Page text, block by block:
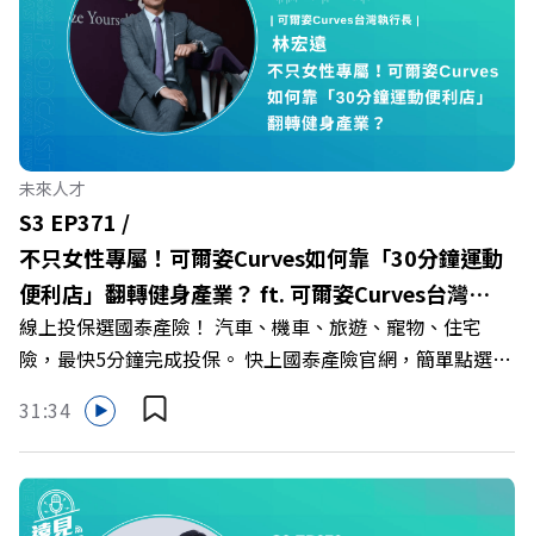
你解析樹德科大如何打造出兼顧學校永續發展與地方創生的
技職教育新典範！ 🔺如何從「傳統私校」轉型為「產學無
縫接軌者」？ 🔺AI如何深度賦能設計與人文學科學群？ 🔺
首創「菲律賓半導體專班」！驚豔科技界的國際精準育才
🔺一舉拿下4大USR專案！深耕地方的溫暖社會責任平台 主
持人／遠見雜誌副社長兼遠見智庫總編輯 李建興 與談人／
樹德科技大學校長 王昭雄 +++++ 🎂歡慶遠見40歲生日！手
速搶下破天荒的獨家優惠
>>>https://gvmkt.pse.is/9e5pbz ✨關注《遠見》更多的社
群： LINE：https://reurl.cc/A4ELQp IG：
https://bit.ly/3AjBWNV YT：https://bit.ly/38jNi9k
Powered by Firstory Hosting
未來人才
S3 EP371 /
不只女性專屬！可爾姿Curves如何靠「30分鐘運動
便利店」翻轉健身產業？ ft. 可爾姿Curves台灣執
行長林宏遠
線上投保選國泰產險！ 汽車、機車、旅遊、寵物、住宅
險，最快5分鐘完成投保。 快上國泰產險官網，簡單點選，
保障立即到位！ https://fstry.pse.is/9eddvv —— 以上為
Firstory Podcast 廣告 —— 在健康意識抬頭、健身產業百
家爭鳴的激烈浪潮下，傳統的健身房該如何轉型突圍？ 本
集《遠見ON AIR》邀請到可爾姿Curves台灣執行長林宏
遠，帶你解析可爾姿如何打造出兼顧健康生活與女力創業的
31:34